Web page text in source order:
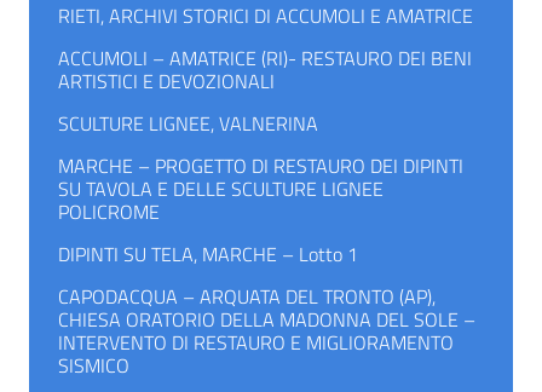
RIETI, ARCHIVI STORICI DI ACCUMOLI E AMATRICE
ACCUMOLI – AMATRICE (RI)- RESTAURO DEI BENI
ARTISTICI E DEVOZIONALI
SCULTURE LIGNEE, VALNERINA
MARCHE – PROGETTO DI RESTAURO DEI DIPINTI
SU TAVOLA E DELLE SCULTURE LIGNEE
POLICROME
DIPINTI SU TELA, MARCHE – Lotto 1
CAPODACQUA – ARQUATA DEL TRONTO (AP),
CHIESA ORATORIO DELLA MADONNA DEL SOLE –
INTERVENTO DI RESTAURO E MIGLIORAMENTO
SISMICO